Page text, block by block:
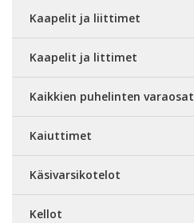
Kaapelit ja liittimet
Kaapelit ja littimet
Kaikkien puhelinten varaosat
Kaiuttimet
Käsivarsikotelot
Kellot